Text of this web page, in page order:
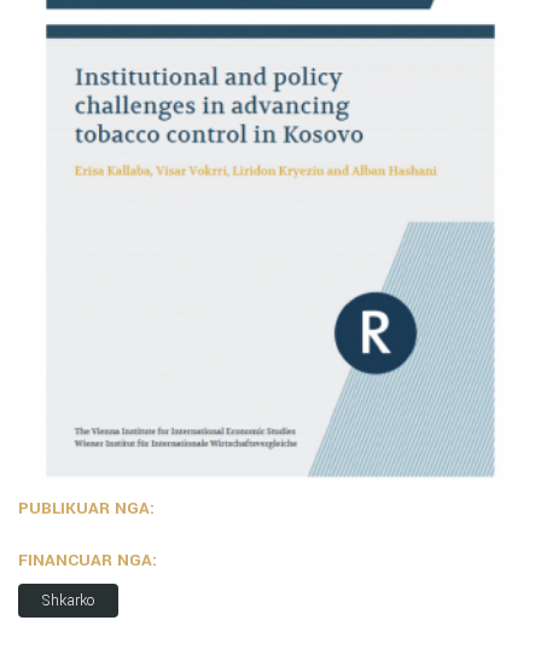
PUBLIKUAR NGA:
FINANCUAR NGA:
Shkarko